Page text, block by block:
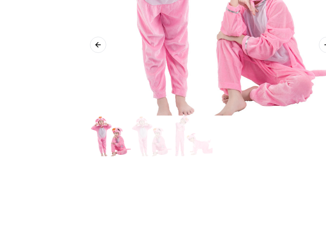
Previous slide